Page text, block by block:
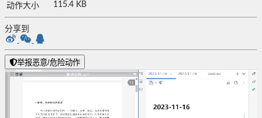
动作大小
115.4 KB
分享到
举报恶意/危险动作